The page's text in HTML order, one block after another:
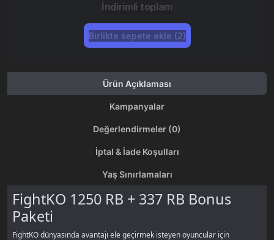
İndirimli toplam
Birlikte sepete ekle (2)
Ürün Açıklaması
Kampanyalar
Değerlendirmeler (0)
İptal & İade Koşulları
Yaş Sınırlamaları
FightKO 1250 RB + 337 RB Bonus
Paketi
FightKO dünyasında avantajı ele geçirmek isteyen oyuncular için